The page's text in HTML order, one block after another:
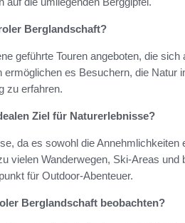
Berglandschaft?
geführte Touren angeboten, die
ermöglichen es Besuchern, die Natur
zu erfahren.
Ziel für Naturerlebnisse?
da es sowohl die
vielen Wanderwegen, Ski-Areas
für Outdoor-Abenteuer.
Berglandschaft beobachten?